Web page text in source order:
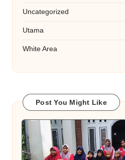
Uncategorized
Utama
White Area
Post You Might Like